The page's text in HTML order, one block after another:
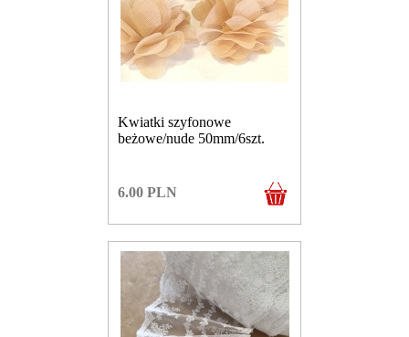
Kwiatki szyfonowe
beżowe/nude 50mm/6szt.
6.00 PLN